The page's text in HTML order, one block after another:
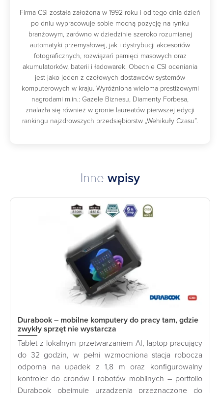
Firma CSI została założona w 1992 roku i od tego dnia dzień
po dniu wypracowuje sobie mocną pozycję na rynku
branżowym, zarówno w dziedzinie szeroko rozumianej
automatyki przemysłowej, jak i dystrybucji akcesoriów
fotograficznych, rozwiązań pamięci masowych oraz
akumulatorków, baterii i ładowarek. Obecnie CSI oceniania
jest jako jeden z czołowych dostawców systemów
komputerowych w kraju. Wyróżniona wieloma prestiżowymi
nagrodami m.in.: Gazele Biznesu, Diamenty Forbesa,
znalazła się również w gronie laureatów pierwszej edycji
rankingu najzdrowszych przedsiębiorstw „Wehikuły Czasu”.
Inne wpisy
Durabook – mobilne komputery do pracy tam, gdzie
zwykły sprzęt nie wystarcza
Tablet z lokalnym przetwarzaniem AI, laptop pracujący
do 32 godzin, w pełni wzmocniona stacja robocza
odporna na upadek z 1,8 m oraz konfigurowalny
kontroler do dronów i robotów mobilnych – portfolio
Durabook obejmuje urządzenia przeznaczone do